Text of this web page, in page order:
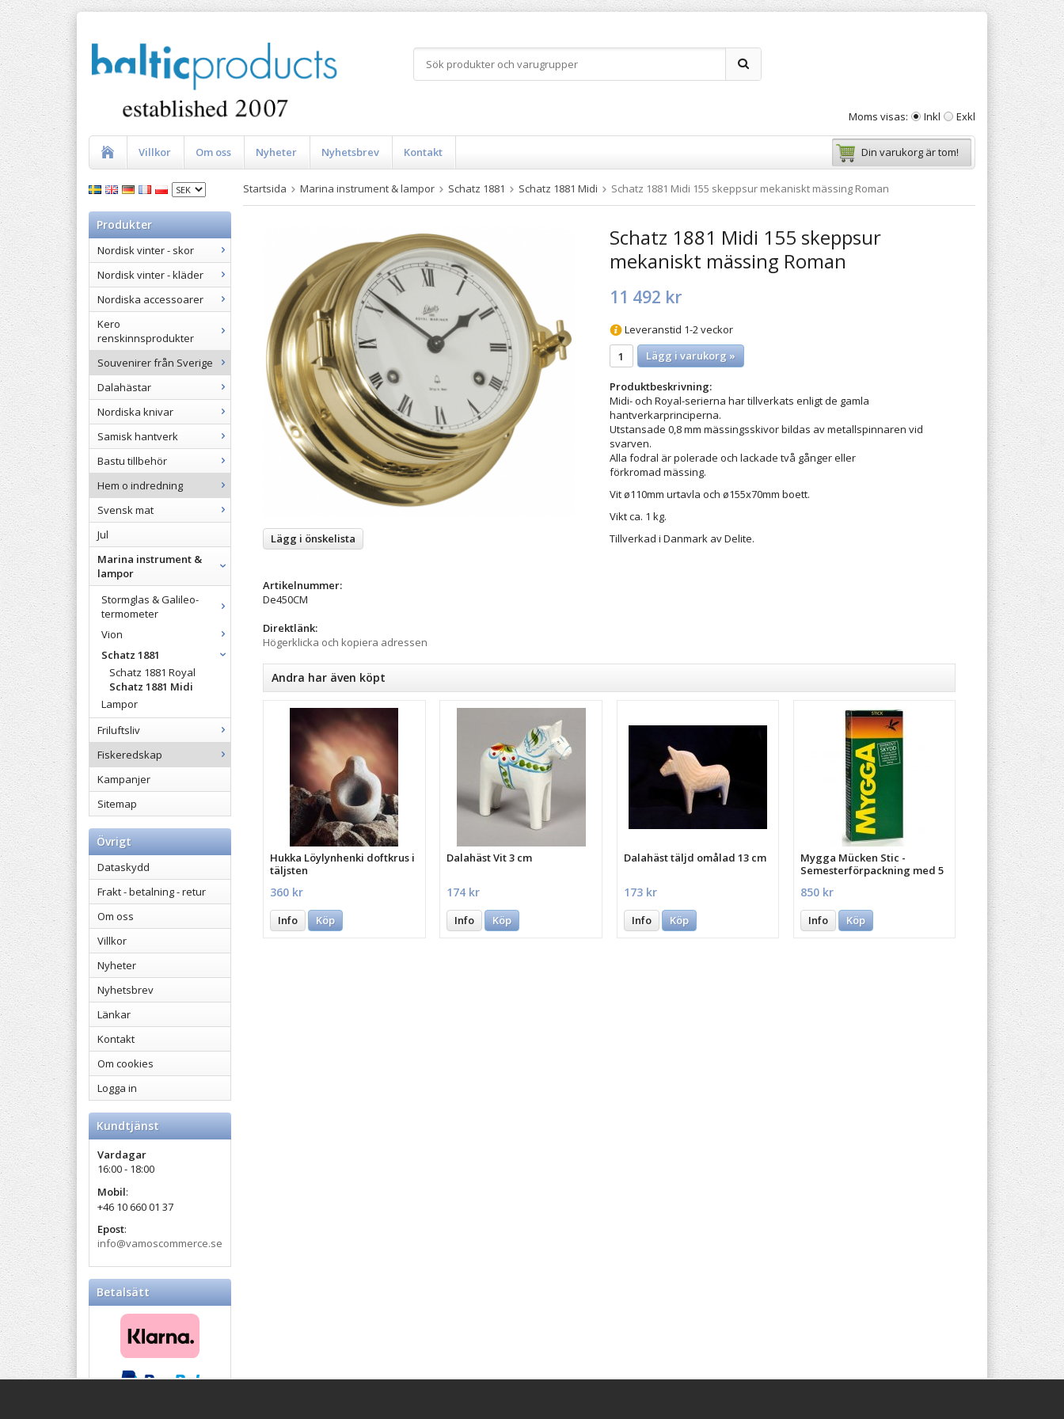
Moms visas: Inkl Exkl
Villkor Om oss Nyheter Nyhetsbrev Kontakt Din varukorg är tom!
Produkter
Nordisk vinter - skor
Nordisk vinter - kläder
Nordiska accessoarer
Kero
renskinnsprodukter
Souvenirer från Sverige
Dalahästar
Nordiska knivar
Samisk hantverk
Bastu tillbehör
Hem o indredning
Svensk mat
Jul
Marina instrument &
lampor
Stormglas & Galileo-
termometer
Vion
Schatz 1881
Schatz 1881 Royal
Schatz 1881 Midi
Lampor
Friluftsliv
Fiskeredskap
Kampanjer
Sitemap
Övrigt
Dataskydd
Frakt - betalning - retur
Om oss
Villkor
Nyheter
Nyhetsbrev
Länkar
Kontakt
Om cookies
Logga in
Kundtjänst
Vardagar
16:00 - 18:00
Mobil:
+46 10 660 01 37
Epost:
info@vamoscommerce.se
Betalsätt
Startsida Marina instrument & lampor Schatz 1881 Schatz 1881 Midi Schatz 1881 Midi 155 skeppsur mekaniskt mässing Roman
Schatz 1881 Midi 155 skeppsur
mekaniskt mässing Roman
11 492 kr
Leveranstid 1-2 veckor
Lägg i varukorg »
Produktbeskrivning:
Midi- och Royal-serierna har tillverkats enligt de gamla
hantverkarprinciperna.
Utstansade 0,8 mm mässingsskivor bildas av metallspinnaren vid
svarven.
Alla fodral är polerade och lackade två gånger eller
förkromad mässing.
Vit ø110mm urtavla och ø155x70mm boett.
Vikt ca. 1 kg.
Tillverkad i Danmark av Delite.
Lägg i önskelista
Artikelnummer:
De450CM
Direktlänk:
Högerklicka och kopiera adressen
Andra har även köpt
Hukka Löylynhenki doftkrus i
täljsten
360 kr
Info Köp
Dalahäst Vit 3 cm
174 kr
Info Köp
Dalahäst täljd omålad 13 cm
173 kr
Info Köp
Mygga Mücken Stic -
Semesterförpackning med 5
850 kr
Info Köp